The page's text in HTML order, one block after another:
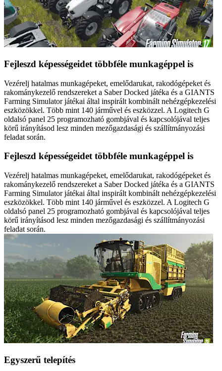
Fejleszd képességeidet többféle munkagéppel is
Vezérelj hatalmas munkagépeket, emelődarukat, rakodógépeket és
rakománykezelő rendszereket a Saber Docked játéka és a GIANTS
Farming Simulator játékai által inspirált kombinált nehézgépkezelési
eszközökkel. Több mint 140 járművel és eszközzel. A Logitech G
oldalsó panel 25 programozható gombjával és kapcsolójával teljes
körű irányításod lesz minden mezőgazdasági és szállítmányozási
feladat során.
Fejleszd képességeidet többféle munkagéppel is
Vezérelj hatalmas munkagépeket, emelődarukat, rakodógépeket és
rakománykezelő rendszereket a Saber Docked játéka és a GIANTS
Farming Simulator játékai által inspirált kombinált nehézgépkezelési
eszközökkel. Több mint 140 járművel és eszközzel. A Logitech G
oldalsó panel 25 programozható gombjával és kapcsolójával teljes
körű irányításod lesz minden mezőgazdasági és szállítmányozási
feladat során.
Egyszerű telepítés